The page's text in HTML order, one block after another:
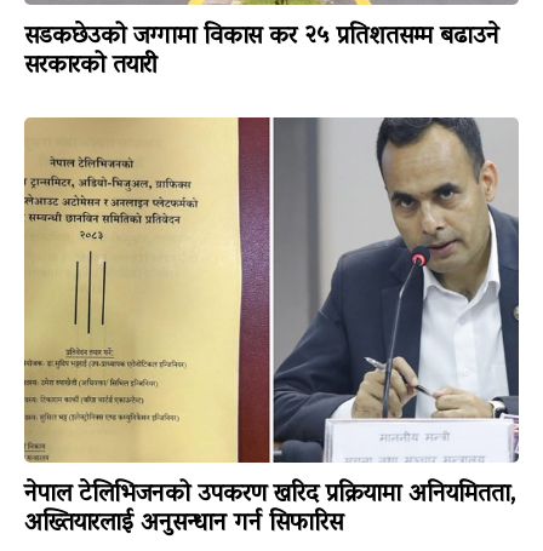
सडकछेउको जग्गामा विकास कर २५ प्रतिशतसम्म बढाउने
सरकारको तयारी
नेपाल टेलिभिजनको उपकरण खरिद प्रक्रियामा अनियमितता,
अख्तियारलाई अनुसन्धान गर्न सिफारिस